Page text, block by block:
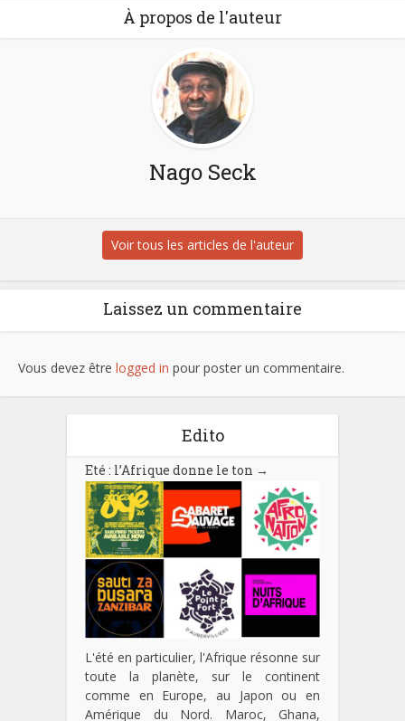
À propos de l'auteur
Nago Seck
Voir tous les articles de l'auteur
Laissez un commentaire
Vous devez être logged in pour poster un commentaire.
Edito
Eté : l’Afrique donne le ton →
L'été en particulier, l'Afrique résonne sur
toute la planète, sur le continent
comme en Europe, au Japon ou en
Amérique du Nord. Maroc, Ghana,